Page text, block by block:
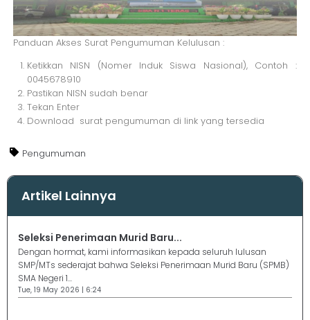
Panduan Akses Surat Pengumuman Kelulusan :
Ketikkan NISN (Nomer Induk Siswa Nasional), Contoh :
0045678910
Pastikan NISN sudah benar
Tekan Enter
Download surat pengumuman di link yang tersedia
Pengumuman
Artikel Lainnya
Seleksi Penerimaan Murid Baru...
Dengan hormat, kami informasikan kepada seluruh lulusan
SMP/MTs sederajat bahwa Seleksi Penerimaan Murid Baru (SPMB)
SMA Negeri 1...
Tue, 19 May 2026 | 6:24